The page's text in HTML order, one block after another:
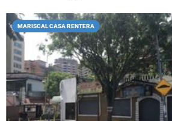
MARISCAL CASA RENTERA